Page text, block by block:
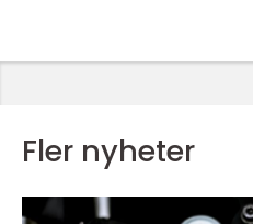
Fler nyheter